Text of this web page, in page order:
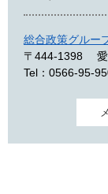
総合政策グルー
〒444-1398
Tel：0566-95-